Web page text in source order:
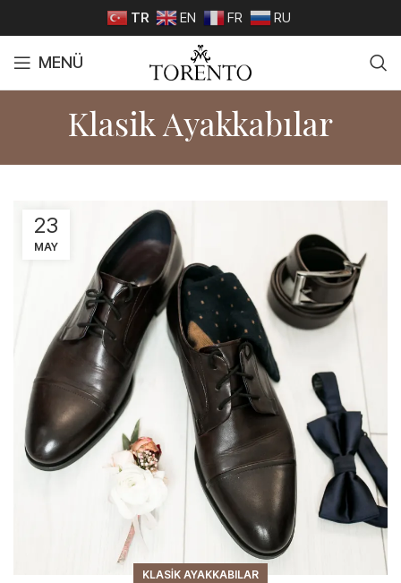
TR EN FR RU
MENÜ
Klasik Ayakkabılar
23
MAY
KLASIK AYAKKABILAR